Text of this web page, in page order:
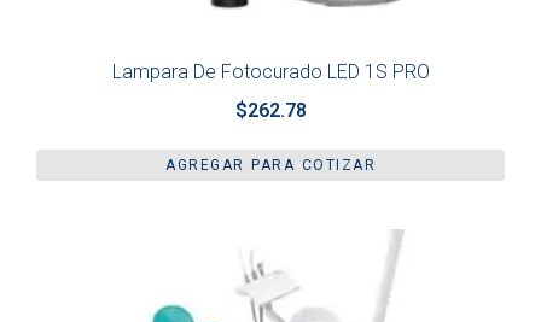
Lampara De Fotocurado LED 1S PRO
$262.78
AGREGAR PARA COTIZAR